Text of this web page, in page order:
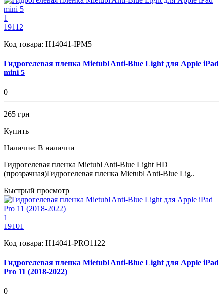
1
19112
Код товара: H14041-IPM5
Гидрогелевая пленка Mietubl Anti-Blue Light для Apple iPad
mini 5
0
265 грн
Купить
Наличие: В наличии
Гидрогелевая пленка Mietubl Anti-Blue Light HD
(прозрачная)Гидрогелевая пленка Mietubl Anti-Blue Lig..
Быстрый просмотр
1
19101
Код товара: H14041-PRO1122
Гидрогелевая пленка Mietubl Anti-Blue Light для Apple iPad
Pro 11 (2018-2022)
0